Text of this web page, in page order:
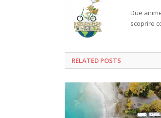
Due
scoprire
RELATED POSTS